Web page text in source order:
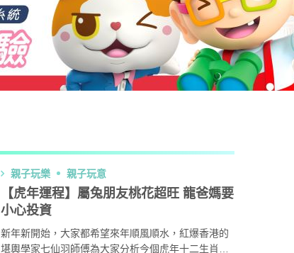
殘酷虐兒｜5歲男童餓死虐待案 母判囚22年！官斥殘忍刻
育兒教養｜放下3C產品 讓孩子經歷不一
升學指南
樂善堂梁銶琚學校（分
親子玩意
心測開箱
親子好去處｜8月消防防
蔬菜貯存｜食前先好洗？
香港小童群益會
慈慧幼苗
辰民爸爸
心理學家王凱瑞 (CARREY WONG)
ALLIE保寶小教室
DR-MAX教材大王
育兒教養｜放下3C產品
親子玩樂 親子玩意
【虎年運程】屬兔朋友桃花超旺 龍爸媽要
小心投資
新年新開始，大家都希望來年順風順水，紅爆香港的
堪輿學家七仙羽師傅為大家分析今個虎年十二生肖運